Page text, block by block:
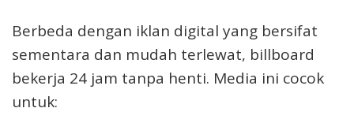
Berbeda dengan iklan digital yang bersifat
sementara dan mudah terlewat, billboard
bekerja 24 jam tanpa henti. Media ini cocok
untuk: